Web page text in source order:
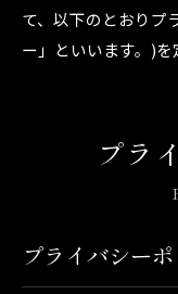
て、以下のとおりプ
ー」といいます。)を
プラ
プライバシー